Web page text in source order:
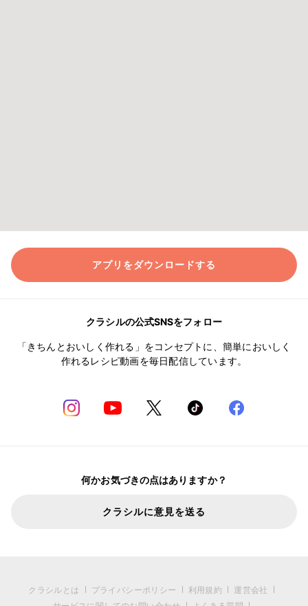
アプリをダウンロードする
クラシルの公式SNSをフォロー
「きちんとおいしく作れる」をコンセプトに、簡単においしく
作れるレシピ動画を毎日配信しています。
何かお気づきの点はありますか？
クラシルに意見を送る
クラシルとは プライバシーポリシー 利用規約
運営会社